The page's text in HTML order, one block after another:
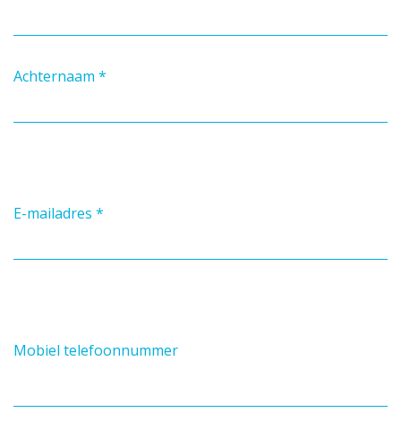
Achternaam *
E-mailadres *
Mobiel telefoonnummer